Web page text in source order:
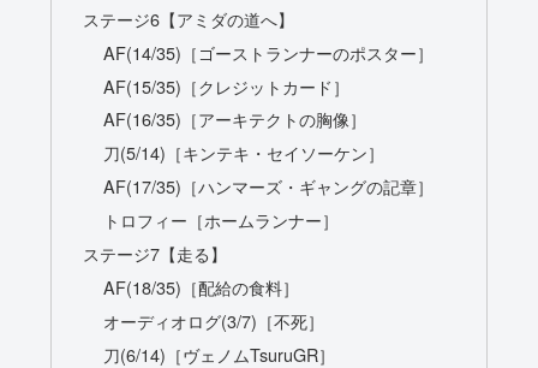
ステージ6【アミダの道へ】
AF(14/35)［ゴーストランナーのポスター］
AF(15/35)［クレジットカード］
AF(16/35)［アーキテクトの胸像］
刀(5/14)［キンテキ・セイソーケン］
AF(17/35)［ハンマーズ・ギャングの記章］
トロフィー［ホームランナー］
ステージ7【走る】
AF(18/35)［配給の食料］
オーディオログ(3/7)［不死］
刀(6/14)［ヴェノムTsuruGR］